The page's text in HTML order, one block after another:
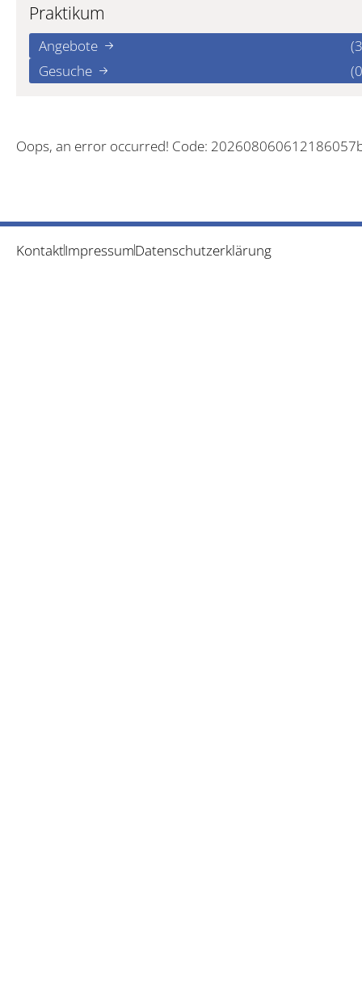
Praktikum
Angebote
Gesuche
Oops, an error occurred! Code:
KontaktImpressumDatenschutzerklärung